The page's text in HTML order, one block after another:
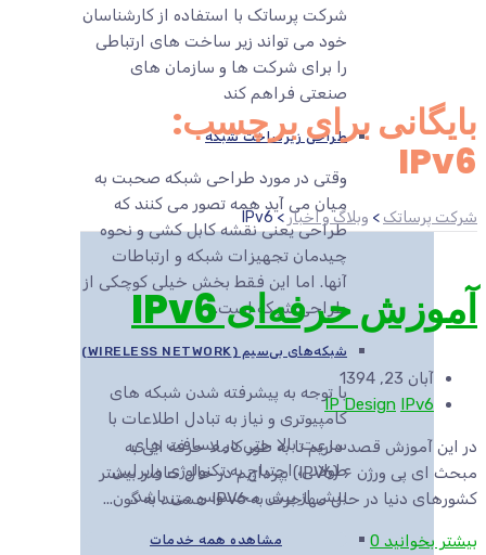
شرکت پرساتک با استفاده از کارشناسان
خود می تواند زیر ساخت های ارتباطی
را برای شرکت ها و سازمان های
صنعتی فراهم کند
طراحی زیرساخت شبکه
وقتی در مورد طراحی شبکه صحبت به
میان می آید همه تصور می کنند که
طراحی یعنی نقشه کابل کشی و نحوه
چیدمان تجهیزات شبکه و ارتباطات
آنها. اما این فقط بخش خیلی کوچکی از
طراحی شبکه است.
شبکه‌های بی‌سیم (WIRELESS NETWORK)
با توجه به پیشرفته شدن شبکه های
کامپیوتری و نیاز به تبادل اطلاعات با
سرعت بالا حتی در مسافت های
طولانی، احتیاج به تکنولوژی وایرلس
بیش از پیش محسوس می باشد.
مشاهده همه خدمات
بایگانی برای برچسب:
IPv6
شرکت پرساتک > وبلاگ و اخبار >
IPv6
آموزش حرفه‌ای IPv6
آبان 23, 1394
IP Design IPv6
در این آموزش قصد داریم تا به طور کاملا حرفه ایی به
مبحث ای پی ورژن ۶ (IPV6) بپردازیم در حال حاضر بیشتر
کشورهای دنیا در حال مهاجرت به IPV6 هستند به گون...
بیشتر بخوانید 0